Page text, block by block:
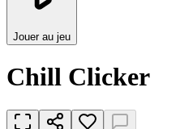
Jouer au jeu
Chill Clicker